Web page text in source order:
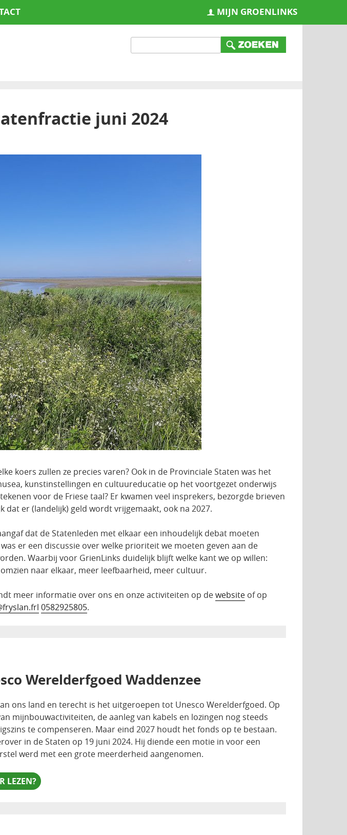
MIJN GROENLINKS
juni 2024
koers zullen ze precies varen? Ook in de Provinciale Staten was het
kunstinstellingen en cultuureducatie op het voortgezet onderwijs
voor de Friese taal? Er kwamen veel insprekers, bezorgde brieven
er (landelijk) geld wordt vrijgemaakt, ook na 2027.
dat de Statenleden met elkaar een inhoudelijk debat moeten
er een discussie over welke prioriteit we moeten geven aan de
Waarbij voor GrienLinks duidelijk blijft welke kant we op willen:
naar elkaar, meer leefbaarheid, meer cultuur.
meer informatie over ons en onze activiteiten op dewebsite of op
0582925805.
Werelderfgoed Waddenzee
ons land en terecht is het uitgeroepen tot Unesco Werelderfgoed. Op
mijnbouwactiviteiten, de aanleg van kabels en lozingen nog steeds
te compenseren. Maar eind 2027 houdt het fonds op te bestaan.
in de Staten op 19 juni 2024. Hij diende een motie in voor een
werd met een grote meerderheid aangenomen.
LEZEN?